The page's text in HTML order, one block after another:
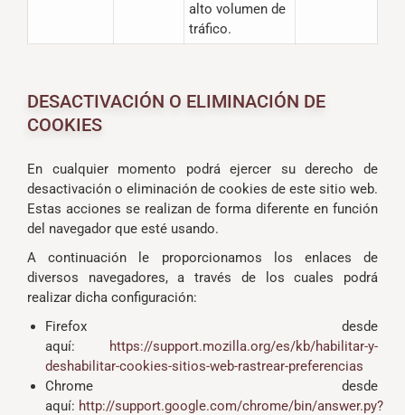
alto volumen de
tráfico.
DESACTIVACIÓN O ELIMINACIÓN DE
COOKIES
En cualquier momento podrá ejercer su derecho de
desactivación o eliminación de cookies de este sitio web.
Estas acciones se realizan de forma diferente en función
del navegador que esté usando.
A continuación le proporcionamos los enlaces de
diversos navegadores, a través de los cuales podrá
realizar dicha configuración:
Firefox desde
aquí:
https://support.mozilla.org/es/kb/habilitar-y-
deshabilitar-cookies-sitios-web-rastrear-preferencias
Chrome desde
aquí: http://support.google.com/chrome/bin/answer.py?